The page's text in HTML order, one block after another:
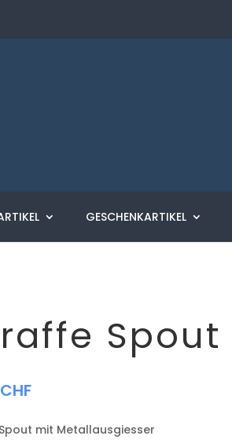
GESCHENKARTIKEL
Spout
CHF
mit Metallausgiesser